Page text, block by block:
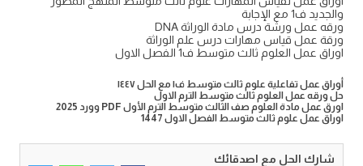
والجديد ف1 مع الإجابة
ورقه عمل ورشة درس مادة الوراثة DNA
ورقة عمل قياس مهارات درس علم الوراثة
اوراق عمل العلوم ثالث متوسط ف1 الفصل الاول
أوراق عمل تفاعلية علوم ثالث متوسط ف١ مع الحل ١٤٤٧
حل ورقه عمل العلوم ثالث متوسط الترم الاول
اورق عمل مادة العلوم صف الثالث متوسط الترم الأول PDF وورد 2025
اوراق عمل علوم ثالث متوسط الفصل الاول 1447
شارك الحل مع اصدقائك